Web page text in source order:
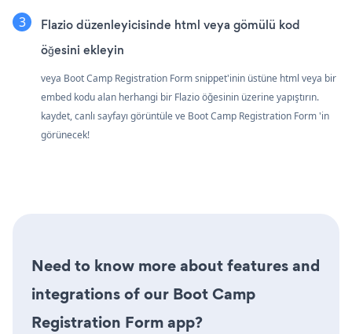
Flazio düzenleyicisinde html veya gömülü kod
öğesini ekleyin
veya Boot Camp Registration Form snippet'inin üstüne html veya bir
embed kodu alan herhangi bir Flazio öğesinin üzerine yapıştırın.
kaydet, canlı sayfayı görüntüle ve Boot Camp Registration Form 'in
görünecek!
Need to know more about features and
integrations of our Boot Camp
Registration Form app?